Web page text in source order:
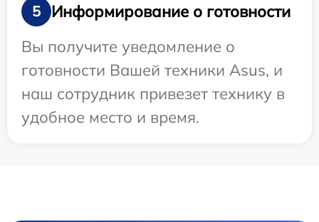
5
Информирование о готовности
Вы получите уведомление о
готовности Вашей техники Asus, и
наш сотрудник привезет технику в
удобное место и время.